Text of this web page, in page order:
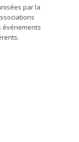
par la
événements